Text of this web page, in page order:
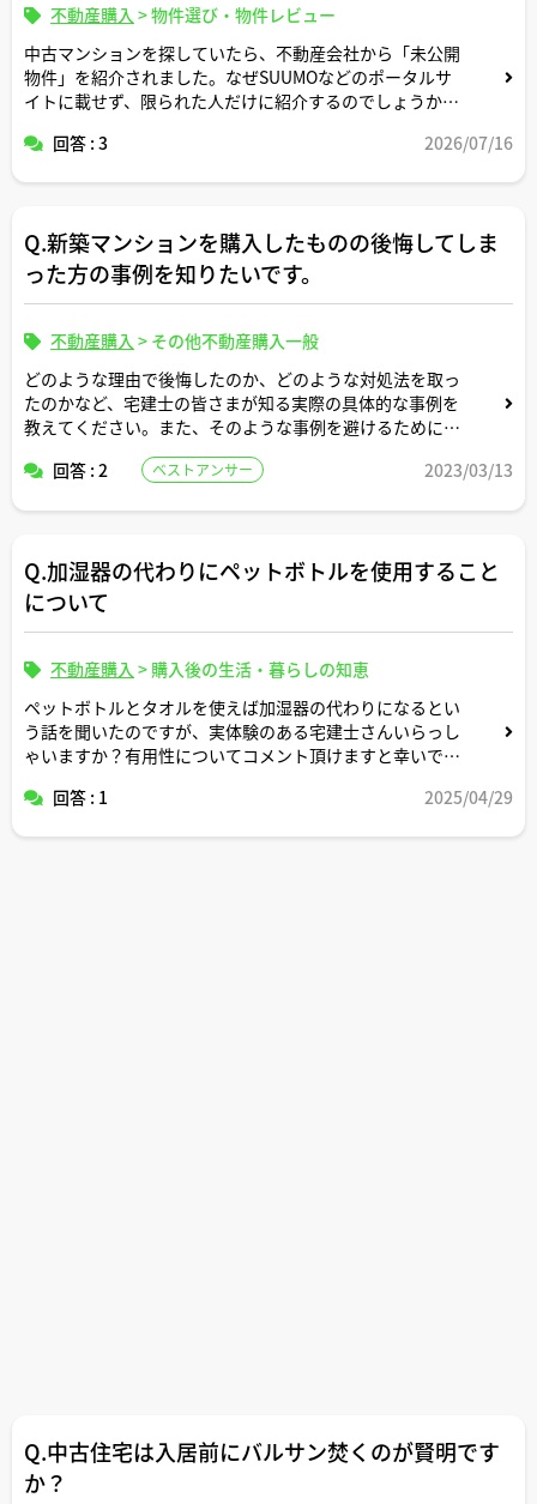
不動産購入 >物件選び・物件レビュー
中古マンションを探していたら、不動産会社から「未公開
物件」を紹介されました。なぜSUUMOなどのポータルサ
イトに載せず、限られた人だけに紹介するのでしょうか。
のでしょうか。ご解説よろしくお願いします。
回答 : 3 2026/07/16
Q.新築マンションを購入したものの後悔してしま
った方の事例を知りたいです。
不動産購入 > その他不動産購入一般
どのような理由で後悔したのか、どのような対処法を取っ
たのかなど、宅建士の皆さまが知る実際の具体的な事例を
教えてください。また、そのような事例を避けるためには
回答 : 2
ベストアンサー 2023/03/13
Q.加湿器の代わりにペットボトルを使用すること
について
不動産購入 > 購入後の生活・暮らしの知恵
ペットボトルとタオルを使えば加湿器の代わりになるとい
う話を聞いたのですが、実体験のある宅建士さんいらっし
ゃいますか？有用性についてコメント頂けますと幸いで
回答 : 1 2025/04/29
Q.中古住宅は入居前にバルサン焚くのが賢明です
か？